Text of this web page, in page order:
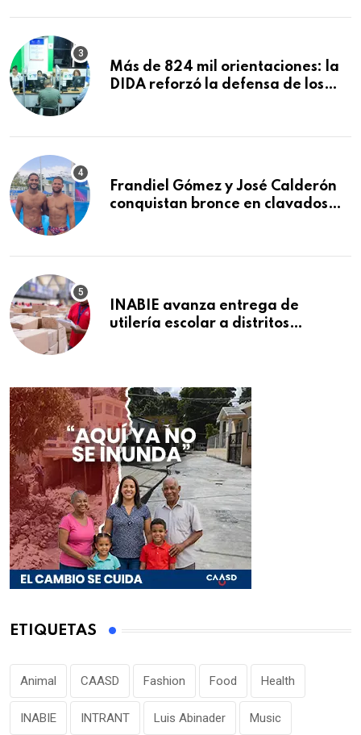
Macorís
Más de 824 mil orientaciones: la
DIDA reforzó la defensa de los
Frandiel Gómez y José Calderón
conquistan bronce en clavados
INABIE avanza entrega de
utilería escolar a distritos
ETIQUETAS
Animal CAASD Fashion Food Health
INABIE INTRANT Luis Abinader Music